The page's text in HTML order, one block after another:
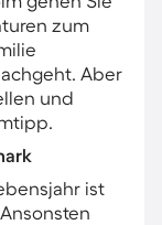
zum
Aber
und
ist